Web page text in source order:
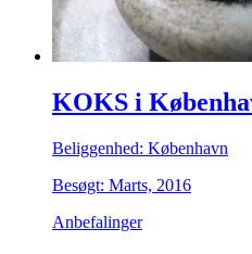
KOKS i
Beliggenhed: København
Besøgt: Marts, 2016
Anbefalinger